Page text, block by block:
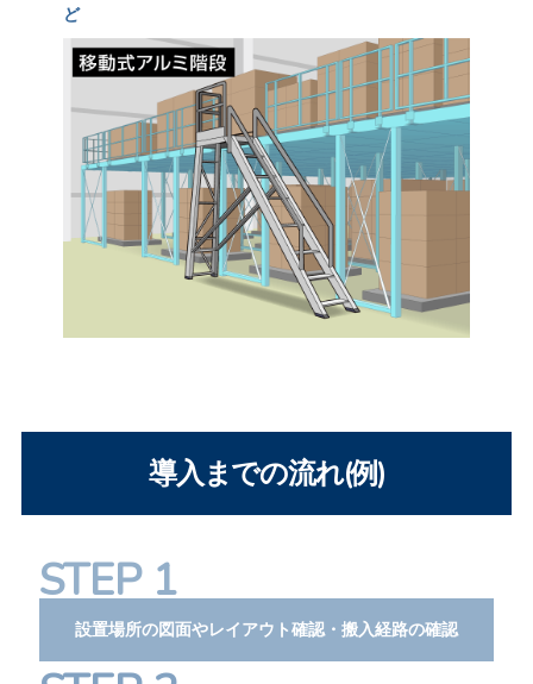
ど
導入までの流れ(例)
設置場所の図面やレイアウト確認・搬入経路の確認
STEP 1